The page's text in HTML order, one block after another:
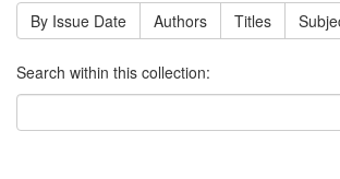
By Issue Date Authors Titles
Search within this collection: